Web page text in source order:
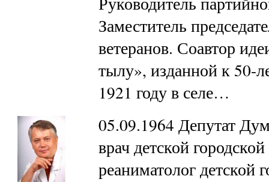
Заместитель
ветеранов. Соавтор
тылу», изданной к 50-
1921 году в селе…
05.09.1964 Депутат
врач детской
реаниматолог детской